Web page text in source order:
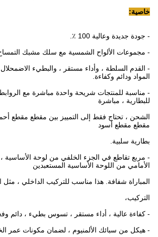
خاصية:
- جودة جديدة وعالية 100 ٪.
- مجموعات الألواح الشمسية مع سلك مشبك التمساح بطول
المواد ودائم وكفاءة.
- مناسبة للمنتجات شريحة واحدة مباشرة مع الروابط
للبطارية ، مباشرة
الشحن ، تحتاج فقط إلى التمييز بين مقطع مقطع
مقطع مقطع أسود
بطارية سلبية.
- مربع تقاطع في الجزء الخلفي من لوحة الأساسية
الأمامي من اللوحة الأساسية المستعبدين
المباراة شفافة. هذا مناسب للتركيب الداخلي ، مثل
التركيب،
- كفاءة عالية ، أداء مستقر ، تسوس بطيء ، دائم
- هيكل من سبائك الألمنيوم ، لضمان مكونات عمر